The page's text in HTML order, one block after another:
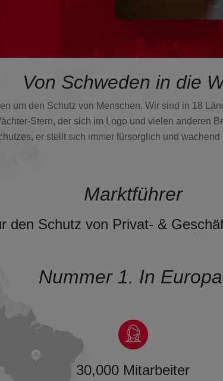
Von Schweden in die
um den Schutz von Menschen. Wir sind in 18
Stern, der sich im Logo und vielen anderen
er stellt sich immer fürsorglich und
Marktführer
den Schutz von Privat- &
Nummer 1. In Europa
30,000 Mitarbeiter